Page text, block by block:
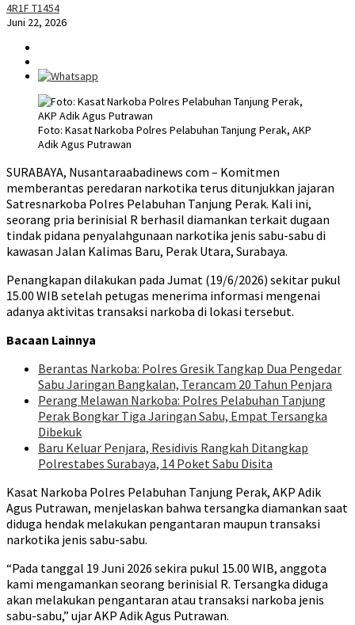
4R1F T1454
Juni 22, 2026
Foto: Kasat Narkoba Polres Pelabuhan Tanjung Perak, AKP
Adik Agus Putrawan
SURABAYA, Nusantaraabadinews com – Komitmen
memberantas peredaran narkotika terus ditunjukkan jajaran
Satresnarkoba Polres Pelabuhan Tanjung Perak. Kali ini,
seorang pria berinisial R berhasil diamankan terkait dugaan
tindak pidana penyalahgunaan narkotika jenis sabu-sabu di
kawasan Jalan Kalimas Baru, Perak Utara, Surabaya.
Penangkapan dilakukan pada Jumat (19/6/2026) sekitar pukul
15.00 WIB setelah petugas menerima informasi mengenai
adanya aktivitas transaksi narkoba di lokasi tersebut.
Bacaan Lainnya
Berantas Narkoba: Polres Gresik Tangkap Dua Pengedar
Sabu Jaringan Bangkalan, Terancam 20 Tahun Penjara
Perang Melawan Narkoba: Polres Pelabuhan Tanjung
Perak Bongkar Tiga Jaringan Sabu, Empat Tersangka
Dibekuk
Baru Keluar Penjara, Residivis Rangkah Ditangkap
Polrestabes Surabaya, 14 Poket Sabu Disita
Kasat Narkoba Polres Pelabuhan Tanjung Perak, AKP Adik
Agus Putrawan, menjelaskan bahwa tersangka diamankan saat
diduga hendak melakukan pengantaran maupun transaksi
narkotika jenis sabu-sabu.
“Pada tanggal 19 Juni 2026 sekira pukul 15.00 WIB, anggota
kami mengamankan seorang berinisial R. Tersangka diduga
akan melakukan pengantaran atau transaksi narkoba jenis
sabu-sabu,” ujar AKP Adik Agus Putrawan.